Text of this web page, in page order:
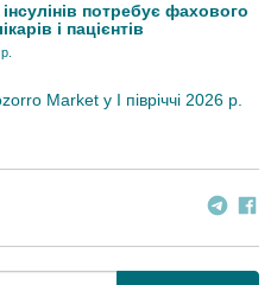
потребує фахового
і пацієнтів
Market у I півріччі 2026 р.